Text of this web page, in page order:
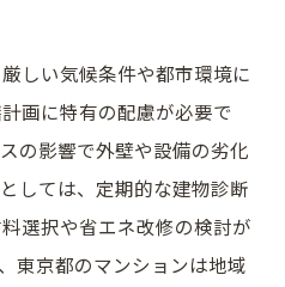
しい気候条件や都市環境に
画に特有の配慮が必要で
の影響で外壁や設備の劣化
しては、定期的な建物診断
選択や省エネ改修の検討が
東京都のマンションは地域